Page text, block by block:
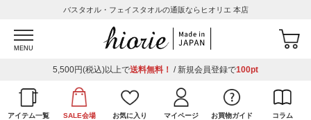
バスタオル・フェイスタオルの通販ならヒオリエ 本店
MENU
5,500円(税込)以上で送料無料！ / 新規会員登録で100pt
アイテム一覧 SALE会場 お気に入り マイページ お買物ガイド コラム